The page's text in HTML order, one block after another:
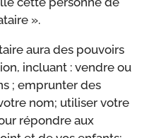
».
aura des pouvoirs
incluant : vendre ou
; emprunter des
nom; utiliser votre
répondre aux